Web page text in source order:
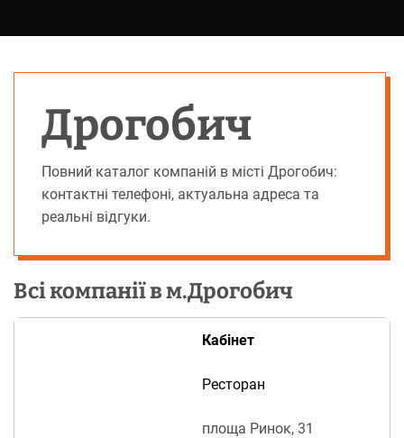
Дрогобич
Повний каталог компаній в місті Дрогобич:
контактні телефоні, актуальна адреса та
реальні відгуки.
Всі компанії в м.Дрогобич
Кабінет
Ресторан
площа Ринок, 31